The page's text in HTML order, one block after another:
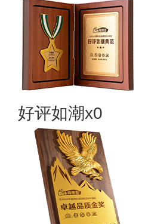
好评如潮x0